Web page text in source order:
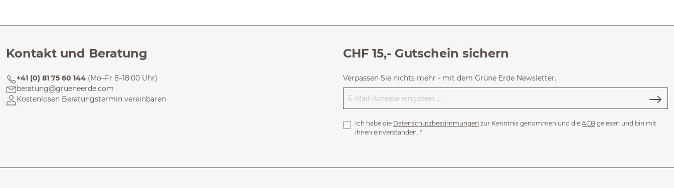
Kontakt und Beratung
+41 (0) 81 75 60 144 (Mo–Fr 8–18:00 Uhr)
beratung@grueneerde.com
Kostenlosen Beratungstermin vereinbaren
CHF 15,- Gutschein sichern
Verpassen Sie nichts mehr - mit dem Grüne Erde Newsletter.
Ich habe die Datenschutzbestimmungen zur Kenntnis genommen und die AGB gelesen und bin mit
ihnen einverstanden. *